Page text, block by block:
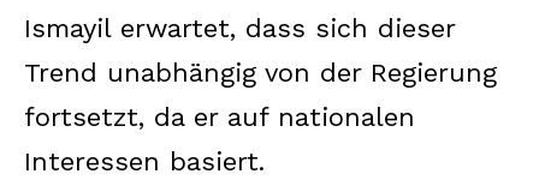
Ismayil erwartet, dass sich dieser
Trend unabhängig von der Regierung
fortsetzt, da er auf nationalen
Interessen basiert.